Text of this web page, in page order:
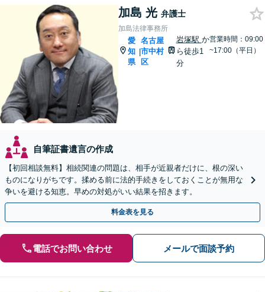
加島 光 弁護士
加島法律事務所
愛
知
県
|
名古屋
市中村
区
岩塚駅 か
ら徒歩1
分
営業時間：09:00
~17:00（平日）
自筆証書遺言の作成
【初回相談無料】相続関連の問題は、相手が近親者だけに、根の深い
ものになりがちです。揉める前に法的手続きをしておくことが無用な
争いを避ける知恵。早めの対処がいい結果を招きます。
料金表を見る
電話でお問い合わせ メールで面談予約